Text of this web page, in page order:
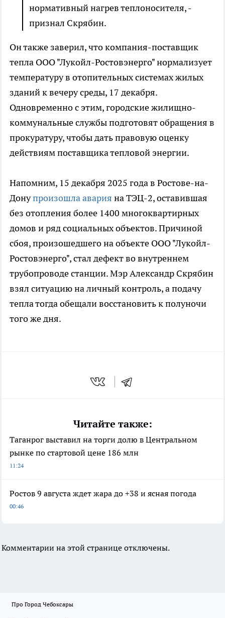
нормативный нагрев теплоносителя, -
признал Скрябин.
Он также заверил, что компания-поставщик
тепла ООО "Лукойл-Ростовэнерго" нормализует
температуру в отопительных системах жилых
зданий к вечеру среды, 17 декабря.
Одновременно с этим, городские жилищно-
коммунальные службы подготовят обращения в
прокуратуру, чтобы дать правовую оценку
действиям поставщика тепловой энергии.
Напомним, 15 декабря 2025 года в Ростове-на-
Донупроизошла авария на ТЭЦ-2, оставившая
без отопления более 1400 многоквартирных
домов и ряд социальных объектов. Причиной
сбоя, произошедшего на объекте ООО "Лукойл-
Ростовэнерго", стал дефект во внутреннем
трубопроводе станции. Мэр Александр Скрябин
взял ситуацию на личный контроль, а подачу
тепла тогда обещали восстановить к полуночи
того же дня.
Читайте также:
Таганрог выставил на торги долю в Центральном
рынке по стартовой цене 186 млн
11:24
Ростов 9 августа ждет жара до +38 и ясная погода
00:46
Комментарии на этой странице отключены.
Про Город Чебоксары